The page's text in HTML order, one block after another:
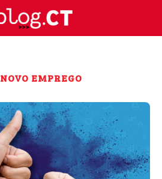
NOVO EMPREGO